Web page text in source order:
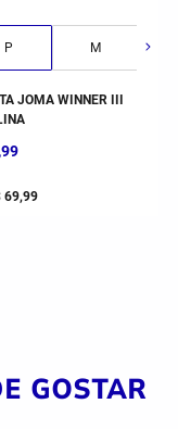
P M
JOMA WINNER III
,99
69,99
GOSTAR